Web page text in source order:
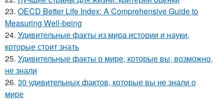
23. OECD Better Life Index: A Comprehensive Guide to
Measuring Well-being
24. Удивительные факты из мира истории и науки,
которые стоит знать
25. Удивительные факты о мире, которые вы, возможно,
не знали
26. 30 удивительных фактов, которые вы не знали о
мире